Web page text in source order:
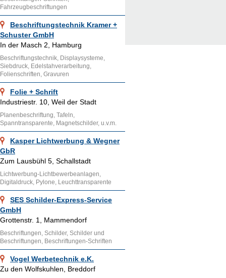
Fahrzeugbeschriftungen
Beschriftungstechnik Kramer +
Schuster GmbH
In der Masch 2, Hamburg
Beschriftungstechnik, Displaysysteme,
Siebdruck, Edelstahverarbeitung,
Folienschriften, Gravuren
Folie + Schrift
Industriestr. 10, Weil der Stadt
Planenbeschriftung, Tafeln,
Spanntransparente, Magnetschilder, u.v.m.
Kasper Lichtwerbung & Wegner
GbR
Zum Lausbühl 5, Schallstadt
Lichtwerbung-Lichtbewerbeanlagen,
Digitaldruck, Pylone, Leuchttransparente
SES Schilder-Express-Service
GmbH
Grottenstr. 1, Mammendorf
Beschriftungen, Schilder, Schilder und
Beschriftungen, Beschriftungen-Schriften
Vogel Werbetechnik e.K.
Zu den Wolfskuhlen, Breddorf